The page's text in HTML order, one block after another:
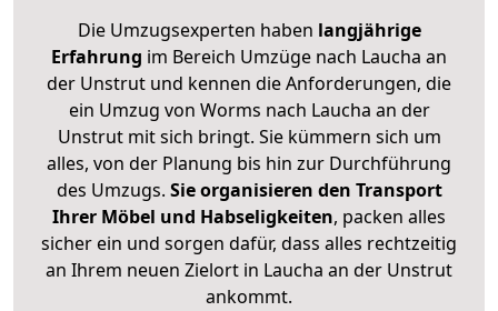
Die Umzugsexperten haben langjährige
Erfahrung im Bereich Umzüge nach Laucha an
der Unstrut und kennen die Anforderungen, die
ein Umzug von Worms nach Laucha an der
Unstrut mit sich bringt. Sie kümmern sich um
alles, von der Planung bis hin zur Durchführung
des Umzugs. Sie organisieren den Transport
Ihrer Möbel und Habseligkeiten, packen alles
sicher ein und sorgen dafür, dass alles rechtzeitig
an Ihrem neuen Zielort in Laucha an der Unstrut
ankommt.